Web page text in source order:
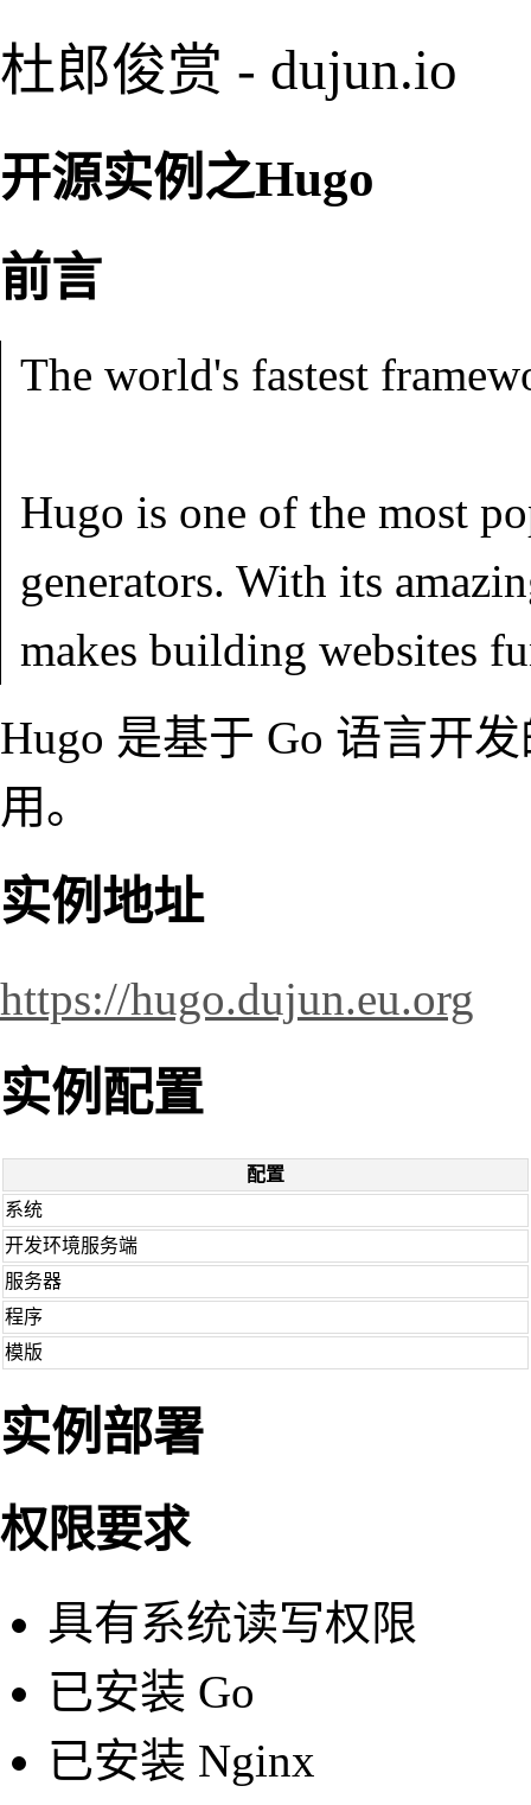
杜郎俊赏 - dujun.io
开源实例之Hugo
前言
The world's fastest
Hugo is one of the most
generators. With its
makes building websites
Hugo 是基于 Go 语言开
用。
实例地址
https://hugo.dujun.eu.org
实例配置
配置
系统
开发环境服务端
服务器
程序
模版
实例部署
权限要求
具有系统读写权限
已安装 Go
已安装 Nginx